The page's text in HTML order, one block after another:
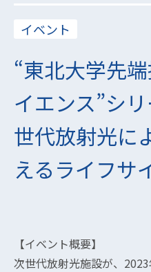
イベント
“東北大学先
イエンス”シ
世代放射光に
えるライフサ
【イベント概要】
次世代放射光施設が、